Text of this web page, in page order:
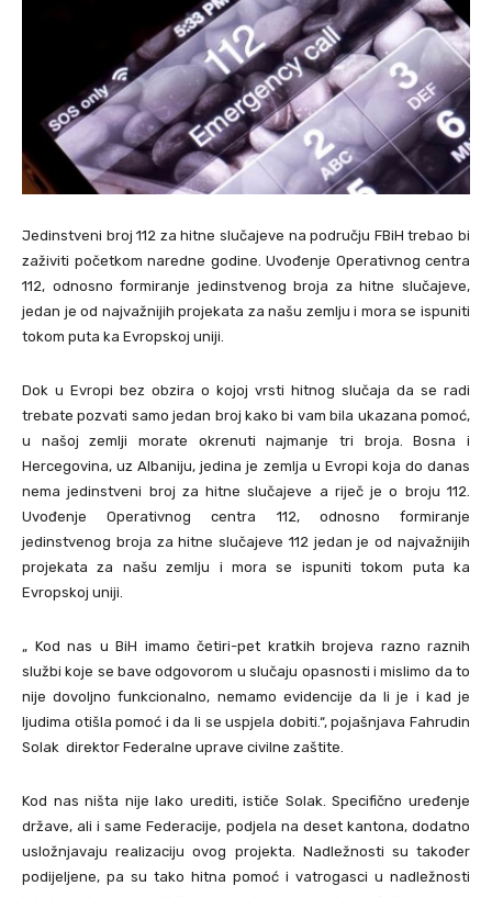
Jedinstveni broj 112 za hitne slučajeve na području FBiH trebao bi
zaživiti početkom naredne godine. Uvođenje Operativnog centra
112, odnosno formiranje jedinstvenog broja za hitne slučajeve,
jedan je od najvažnijih projekata za našu zemlju i mora se ispuniti
tokom puta ka Evropskoj uniji.
Dok u Evropi bez obzira o kojoj vrsti hitnog slučaja da se radi
trebate pozvati samo jedan broj kako bi vam bila ukazana pomoć,
u našoj zemlji morate okrenuti najmanje tri broja. Bosna i
Hercegovina, uz Albaniju, jedina je zemlja u Evropi koja do danas
nema jedinstveni broj za hitne slučajeve a riječ je o broju 112.
Uvođenje Operativnog centra 112, odnosno formiranje
jedinstvenog broja za hitne slučajeve 112 jedan je od najvažnijih
projekata za našu zemlju i mora se ispuniti tokom puta ka
Evropskoj uniji.
„ Kod nas u BiH imamo četiri-pet kratkih brojeva razno raznih
službi koje se bave odgovorom u slučaju opasnosti i mislimo da to
nije dovoljno funkcionalno, nemamo evidencije da li je i kad je
ljudima otišla pomoć i da li se uspjela dobiti.“, pojašnjava Fahrudin
Solak direktor Federalne uprave civilne zaštite.
Kod nas ništa nije lako urediti, ističe Solak. Specifično uređenje
države, ali i same Federacije, podjela na deset kantona, dodatno
usložnjavaju realizaciju ovog projekta. Nadležnosti su također
podijeljene, pa su tako hitna pomoć i vatrogasci u nadležnosti